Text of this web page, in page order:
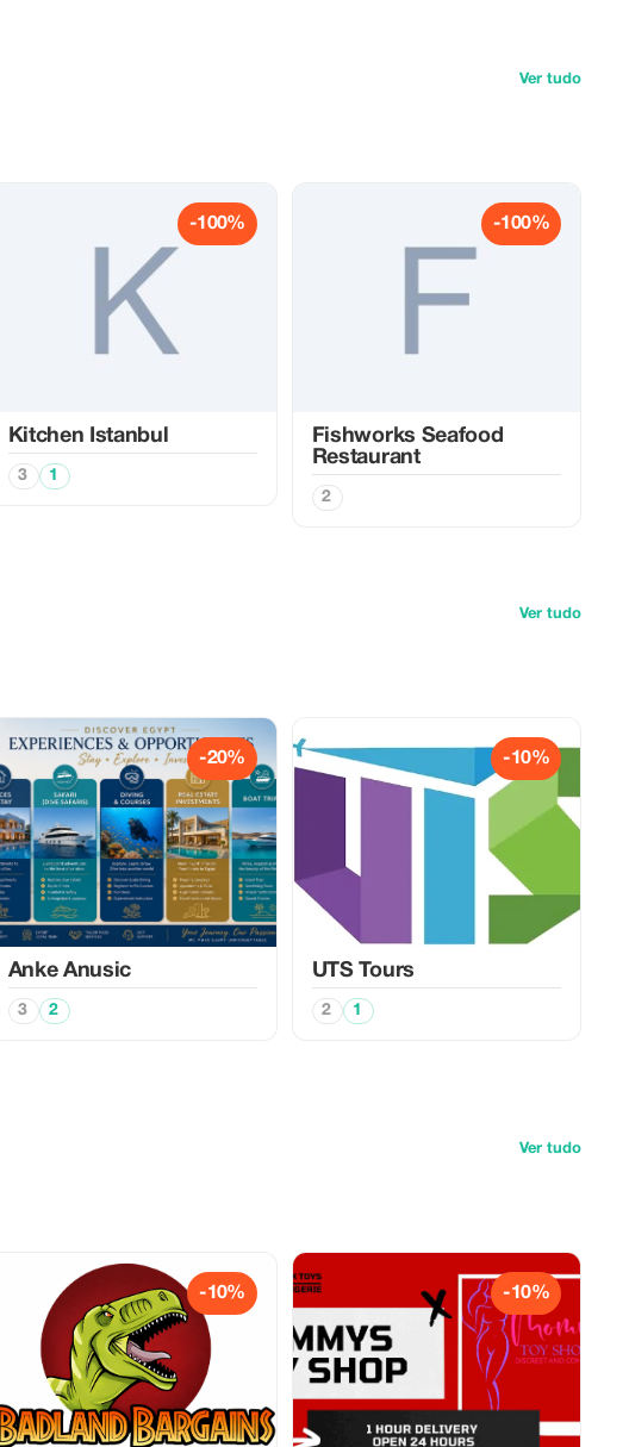
Ver tudo
-100%
Kitchen Istanbul
3 1
-100%
Fishworks Seafood
Restaurant
2
Ver tudo
-20%
Anke Anusic
3 2
-10%
UTS Tours
2 1
Ver tudo
-10% -10%